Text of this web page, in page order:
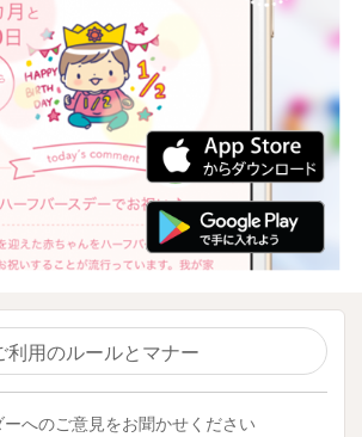
利用のルールとマナー
へのご意見をお聞かせください